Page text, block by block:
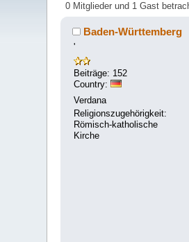
0 Mitglieder und 1 Gast
Baden-Württemberg
'
Beiträge: 152
Country:
Verdana
Religionszugehörigkeit:
Römisch-katholische
Kirche